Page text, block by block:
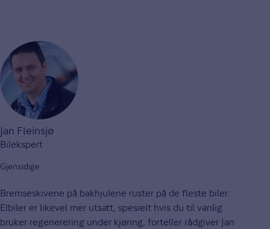
Jan Fleinsjø
Bilekspert
Gjensidige
Bremseskivene på bakhjulene ruster på de fleste biler.
Elbiler er likevel mer utsatt, spesielt hvis du til vanlig
bruker regenerering under kjøring, forteller rådgiver Jan